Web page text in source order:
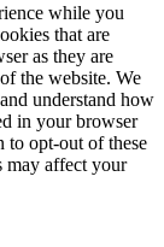
while you
that are
as they are
the website. We
understand how
in your browser
to opt-out of these
may affect your